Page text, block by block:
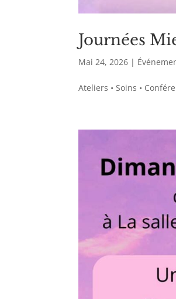
Journées
Mai 24, 2026 |
Ateliers • Soins •